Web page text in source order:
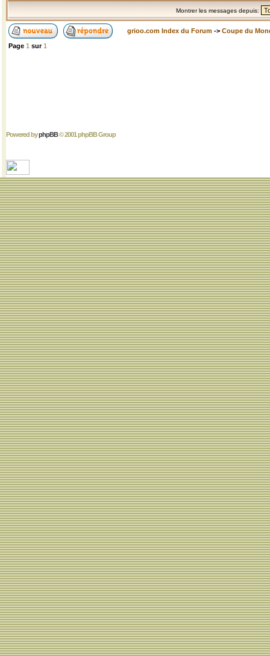
Montrer les messages depuis:
grioo.com Index du Forum -> Coupe du
Page 1 sur1
Powered byphpBB© 2001 phpBB Group